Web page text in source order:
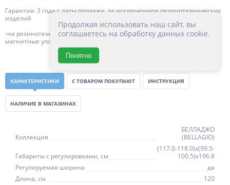
Гарантия: 3 года с даты продажи, за исключением резинотехнических
изделий
-на резинотехнические изделия (силиконовые уплотнители,
магнитные уплотнители) 1 год с даты продажи
ХАРАКТЕРИСТИКИ С ТОВАРОМ ПОКУПАЮТ ИНСТРУКЦИЯ
НАЛИЧИЕ В МАГАЗИНАХ
Коллекция
БЕЛЛАДЖО
(BELLAGIO)
Габариты с регулировками, см
(117.0-118.0)x(99.5-
100.5)x196.8
Регулируемая ширина
да
Длина, см
120
Продолжая использовать наш сайт, вы
соглашаетесь на обработку данных cookie.
Понятно